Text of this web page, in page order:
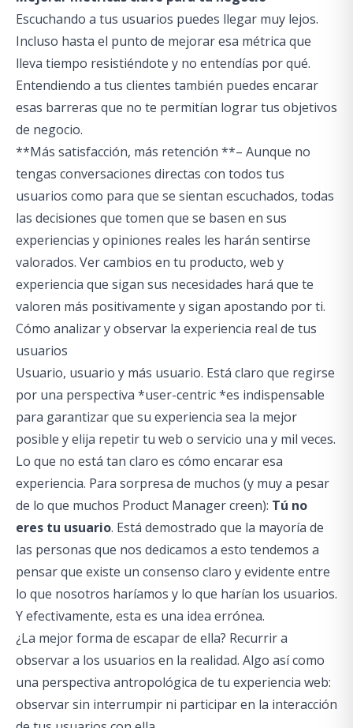
Escuchando a tus usuarios puedes llegar muy lejos.
Incluso hasta el punto de mejorar esa métrica que
lleva tiempo resistiéndote y no entendías por qué.
Entendiendo a tus clientes también puedes encarar
esas barreras que no te permitían lograr tus objetivos
de negocio.
**Más satisfacción, más retención **– Aunque no
tengas conversaciones directas con todos tus
usuarios como para que se sientan escuchados, todas
las decisiones que tomen que se basen en sus
experiencias y opiniones reales les harán sentirse
valorados. Ver cambios en tu producto, web y
experiencia que sigan sus necesidades hará que te
valoren más positivamente y sigan apostando por ti.
Cómo analizar y observar la experiencia real de tus
usuarios
Usuario, usuario y más usuario. Está claro que regirse
por una perspectiva *user-centric *es indispensable
para garantizar que su experiencia sea la mejor
posible y elija repetir tu web o servicio una y mil veces.
Lo que no está tan claro es cómo encarar esa
experiencia. Para sorpresa de muchos (y muy a pesar
de lo que muchos Product Manager creen): Tú no
eres tu usuario. Está demostrado que la mayoría de
las personas que nos dedicamos a esto tendemos a
pensar que existe un consenso claro y evidente entre
lo que nosotros haríamos y lo que harían los usuarios.
Y efectivamente, esta es una idea errónea.
¿La mejor forma de escapar de ella? Recurrir a
observar a los usuarios en la realidad. Algo así como
una perspectiva antropológica de tu experiencia web:
observar sin interrumpir ni participar en la interacción